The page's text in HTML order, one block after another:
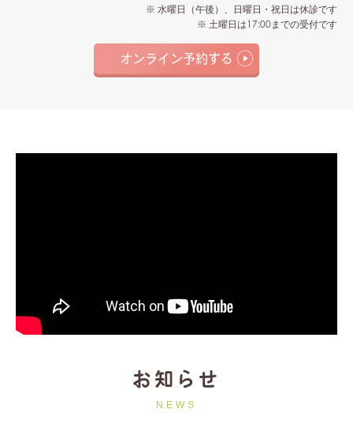
月曜日から土曜日（水曜日は休診） 午後14:00から15:00
※ 水曜日（午後）、日曜日・祝日は休診です
※ 土曜日は17:00までの受付です
オンライン予約する
お知らせ